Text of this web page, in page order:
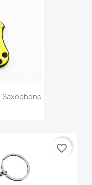
Saxophone
favorite_border